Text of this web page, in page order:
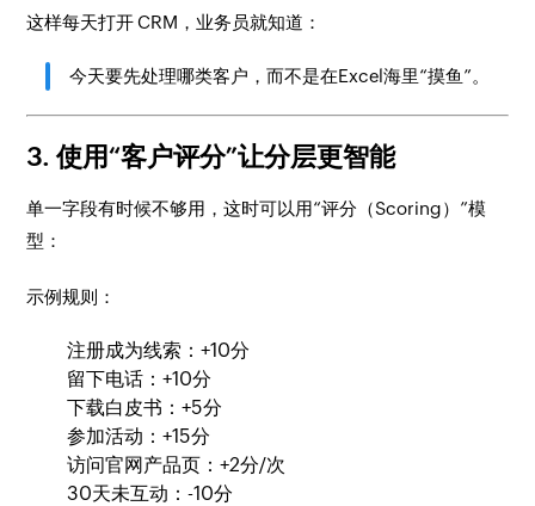
这样每天打开 CRM，业务员就知道：
今天要先处理哪类客户，而不是在Excel海里“摸鱼”。
3. 使用“客户评分”让分层更智能
单一字段有时候不够用，这时可以用“评分（Scoring）”模
型：
示例规则：
注册成为线索：+10分
留下电话：+10分
下载白皮书：+5分
参加活动：+15分
访问官网产品页：+2分/次
30天未互动：-10分